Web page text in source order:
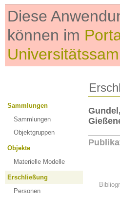
Diese
können im
Sammlungen
Sammlungen
Objektgruppen
Objekte
Materielle Modelle
Erschließung
Personen